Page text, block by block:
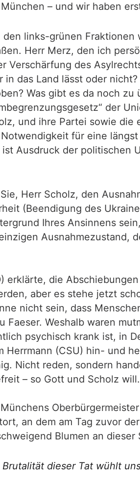
– und wir haben
links-grünen
Herr Merz, den ich
Verschärfung des
das Land lässt oder
Was gibt es da noch
der
und ihre Partei sowie
für eine
Ausdruck der politischen
Herr Scholz, den
(Beendigung des
Ihres Ansinnens
erklärte, die
aber es stehe jetzt
nicht sein, dass
Faeser. Weshalb waren
psychisch krank ist, in
Herrmann (CSU) hin- und
Nicht reden, sondern
– so Gott und Scholz will.
an dem am Tag zuvor
Blumen an dieser
Brutalität dieser Tat wühlt